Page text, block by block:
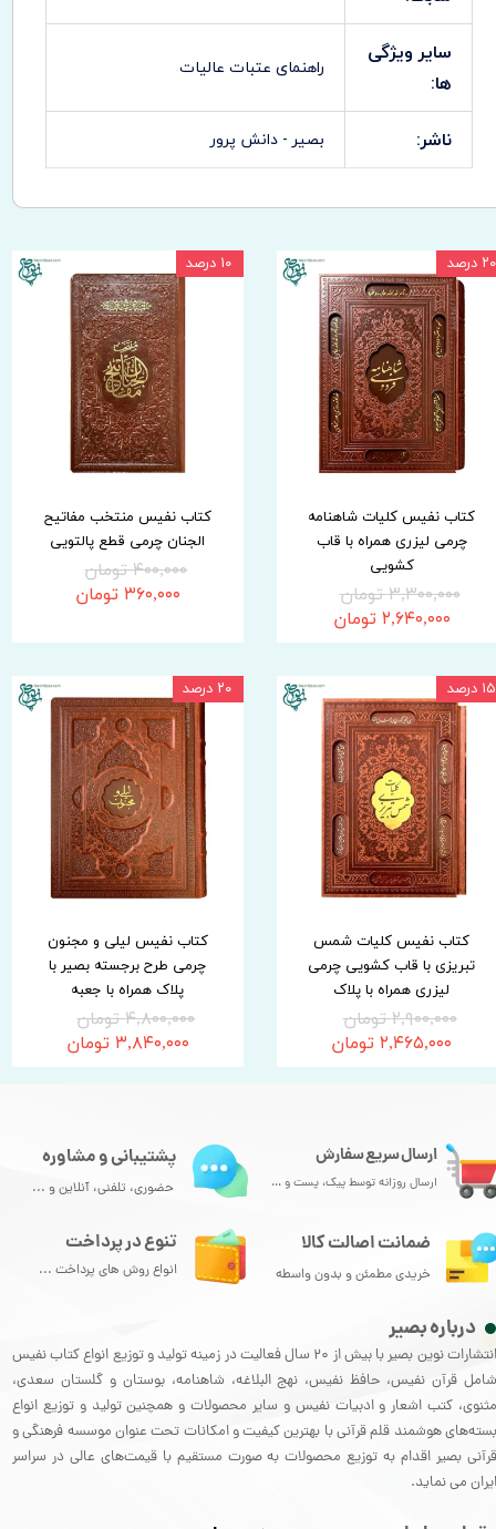
سایر ویژگی
ها:
راهنمای عتبات عالیات
ناشر: بصیر - دانش پرور
کتاب نفیس کلیات شاهنامه
چرمی لیزری همراه با قاب
کشویی
۳,۳۰۰,۰۰۰ تومان
۲,۶۴۰,۰۰۰ تومان
۲۰ درصد
کتاب نفیس منتخب مفاتیح
الجنان چرمی قطع پالتویی
۴۰۰,۰۰۰ تومان
۳۶۰,۰۰۰ تومان
۱۰ درصد
کتاب نفیس کلیات شمس
تبریزی با قاب کشویی چرمی
لیزری همراه با پلاک
۲,۹۰۰,۰۰۰ تومان
۲,۴۶۵,۰۰۰ تومان
۱۵ درصد
کتاب نفیس لیلی و مجنون
چرمی طرح برجسته بصیر با
پلاک همراه با جعبه
۴,۸۰۰,۰۰۰ تومان
۳,۸۴۰,۰۰۰ تومان
۲۰ درصد
درباره بصیر
انتشارات نوین بصیر با بیش از 20 سال فعالیت در زمینه تولید و توزیع انواع کتاب نفیس
شامل قرآن نفیس، حافظ نفیس، نهج البلاغه، شاهنامه، بوستان و گلستان سعدی،
مثنوی، کتب اشعار و ادبیات نفیس و سایر محصولات و همچنین تولید و توزیع انواع
بسته‌های هوشمند قلم قرآنی با بهترین کیفیت و امکانات تحت عنوان موسسه فرهنگی و
قرآنی بصیر اقدام به توزیع محصولات به صورت مستقیم با قیمت‌های عالی در سراسر
ایران می نماید.
ارسال سریع سفارش
ارسال روزانه توسط پیک، پست و ...
تنوع در پرداخت
انواع روش های پرداخت ...
پشتیبانی و مشاوره
حضوری، تلفنی، آنلاین و ...
ضمانت اصالت کالا
خریدی مطمئن و بدون واسطه